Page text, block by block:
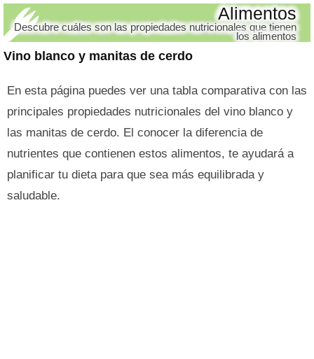
Vino blanco y manitas de cerdo
Alimentos
Descubre cuáles son las propiedades nutricionales que tienen
los alimentos
En esta página puedes ver una tabla comparativa con las
principales propiedades nutricionales del vino blanco y
las manitas de cerdo. El conocer la diferencia de
nutrientes que contienen estos alimentos, te ayudará a
planificar tu dieta para que sea más equilibrada y
saludable.